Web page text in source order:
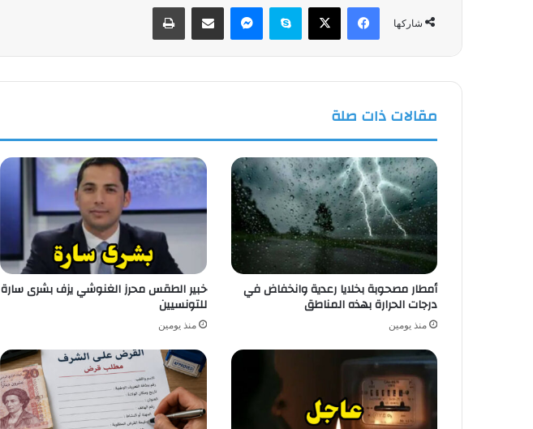
شاركها
فيسبوك سكايب
مقالات ذات صلة
أمطار مصحوبة بخلايا رعدية وانخفاض في
درجات الحرارة بهذه المناطق
منذ يومين
خبير الطقس محرز الغنوشي يزف بشرى سارة
للتونسيين
منذ يومين